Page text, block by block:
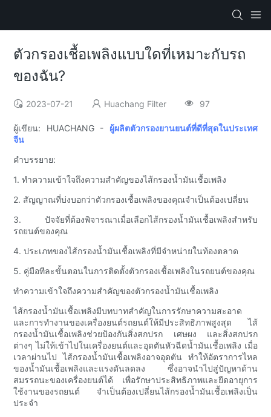
ตัวกรองเชื้อเพลิงแบบใดที่เหมาะกับรถ
ของฉัน?
2023-07-21 Huachang Filter 97
ผู้เขียน: HUACHANG - ผู้ผลิตตัวกรองยานยนต์ที่ดีที่สุดในประเทศ
จีน
คำบรรยาย:
1. ทำความเข้าใจถึงความสำคัญของไส้กรองน้ำมันเชื้อเพลิง
2. สัญญาณที่บ่งบอกว่าตัวกรองเชื้อเพลิงของคุณจำเป็นต้องเปลี่ยน
3. ปัจจัยที่ต้องพิจารณาเมื่อเลือกไส้กรองน้ำมันเชื้อเพลิงสำหรับ
รถยนต์ของคุณ
4. ประเภทของไส้กรองน้ำมันเชื้อเพลิงที่มีจำหน่ายในท้องตลาด
5. คู่มือทีละขั้นตอนในการติดตั้งตัวกรองเชื้อเพลิงในรถยนต์ของคุณ
ทำความเข้าใจถึงความสำคัญของตัวกรองน้ำมันเชื้อเพลิง
ไส้กรองน้ำมันเชื้อเพลิงมีบทบาทสำคัญในการรักษาความสะอาด
และการทำงานของเครื่องยนต์รถยนต์ให้มีประสิทธิภาพสูงสุด ไส้
กรองน้ำมันเชื้อเพลิงช่วยป้องกันสิ่งสกปรก เศษผง และสิ่งสกปรก
ต่างๆ ไม่ให้เข้าไปในเครื่องยนต์และอุดตันหัวฉีดน้ำมันเชื้อเพลิง เมื่อ
เวลาผ่านไป ไส้กรองน้ำมันเชื้อเพลิงอาจอุดตัน ทำให้อัตราการไหล
ของน้ำมันเชื้อเพลิงและแรงดันลดลง ซึ่งอาจนำไปสู่ปัญหาด้าน
สมรรถนะของเครื่องยนต์ได้ เพื่อรักษาประสิทธิภาพและยืดอายุการ
ใช้งานของรถยนต์ จำเป็นต้องเปลี่ยนไส้กรองน้ำมันเชื้อเพลิงเป็น
ประจำ